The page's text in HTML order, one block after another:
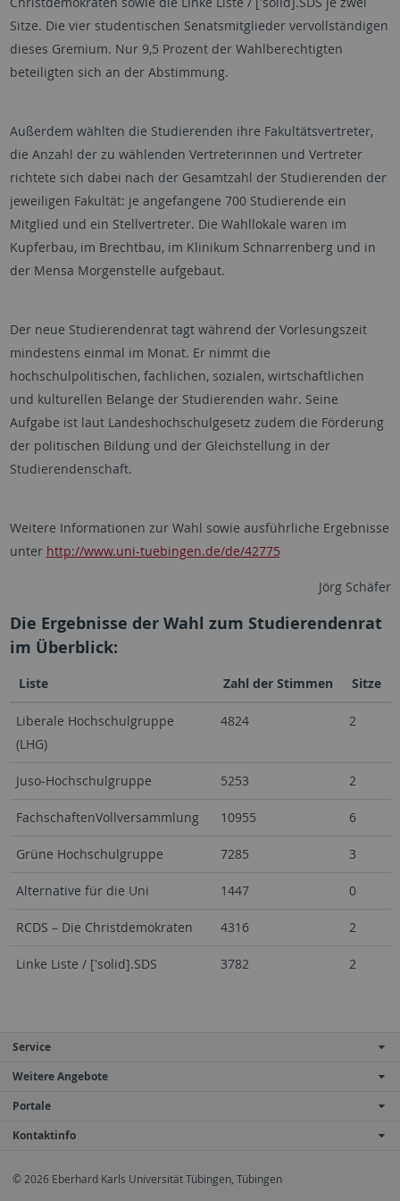
Sitze. Die vier studentischen Senatsmitglieder vervollständigen
dieses Gremium. Nur 9,5 Prozent der Wahlberechtigten
beteiligten sich an der Abstimmung.
Außerdem wählten die Studierenden ihre Fakultätsvertreter,
die Anzahl der zu wählenden Vertreterinnen und Vertreter
richtete sich dabei nach der Gesamtzahl der Studierenden der
jeweiligen Fakultät: je angefangene 700 Studierende ein
Mitglied und ein Stellvertreter. Die Wahllokale waren im
Kupferbau, im Brechtbau, im Klinikum Schnarrenberg und in
der Mensa Morgenstelle aufgebaut.
Der neue Studierendenrat tagt während der Vorlesungszeit
mindestens einmal im Monat. Er nimmt die
hochschulpolitischen, fachlichen, sozialen, wirtschaftlichen
und kulturellen Belange der Studierenden wahr. Seine
Aufgabe ist laut Landeshochschulgesetz zudem die Förderung
der politischen Bildung und der Gleichstellung in der
Studierendenschaft.
Weitere Informationen zur Wahl sowie ausführliche Ergebnisse
unter http://www.uni-tuebingen.de/de/42775
Jörg Schäfer
Die Ergebnisse der Wahl zum Studierendenrat
im Überblick:
Liste Zahl der Stimmen Sitze
Liberale Hochschulgruppe
(LHG)
4824 2
Juso-Hochschulgruppe 5253 2
FachschaftenVollversammlung 10955 6
Grüne Hochschulgruppe 7285 3
Alternative für die Uni 1447 0
RCDS – Die Christdemokraten 4316 2
Linke Liste / ['solid].SDS 3782 2
Service
Weitere Angebote
Portale
Kontaktinfo
© 2026 Eberhard Karls Universität Tübingen, Tübingen